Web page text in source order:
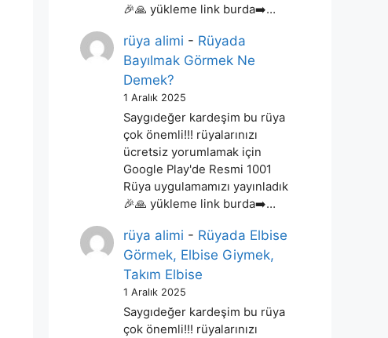
🎉🙏 yükleme link burda➡️…
rüya alimi - Rüyada
Bayılmak Görmek Ne
Demek?
1 Aralık 2025
Saygıdeğer kardeşim bu rüya
çok önemli!!! rüyalarınızı
ücretsiz yorumlamak için
Google Play'de Resmi 1001
Rüya uygulamamızı yayınladık
🎉🙏 yükleme link burda➡️…
rüya alimi - Rüyada Elbise
Görmek, Elbise Giymek,
Takım Elbise
1 Aralık 2025
Saygıdeğer kardeşim bu rüya
çok önemli!!! rüyalarınızı